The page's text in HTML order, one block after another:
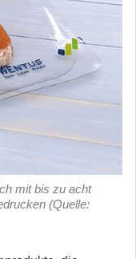
mit bis zu acht
(Quelle: